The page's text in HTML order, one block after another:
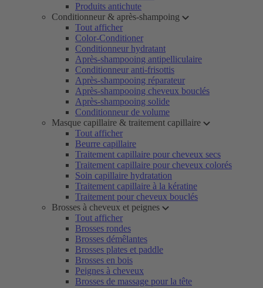
Produits antichute
Conditionneur & après-shampoing
Tout afficher
Color-Conditioner
Conditionneur hydratant
Après-shampooing antipelliculaire
Conditionneur anti-frisottis
Après-shampooing réparateur
Après-shampooing cheveux bouclés
Après-shampooing solide
Conditionneur de volume
Masque capillaire & traitement capillaire
Tout afficher
Beurre capillaire
Traitement capillaire pour cheveux secs
Traitement capillaire pour cheveux colorés
Soin capillaire hydratation
Traitement capillaire à la kératine
Traitement pour cheveux bouclés
Brosses à cheveux et peignes
Tout afficher
Brosses rondes
Brosses démêlantes
Brosses plates et paddle
Brosses en bois
Peignes à cheveux
Brosses de massage pour la tête